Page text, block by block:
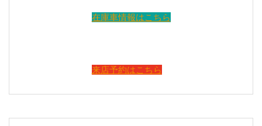
在庫車情報はこちら
来店予約はこちら